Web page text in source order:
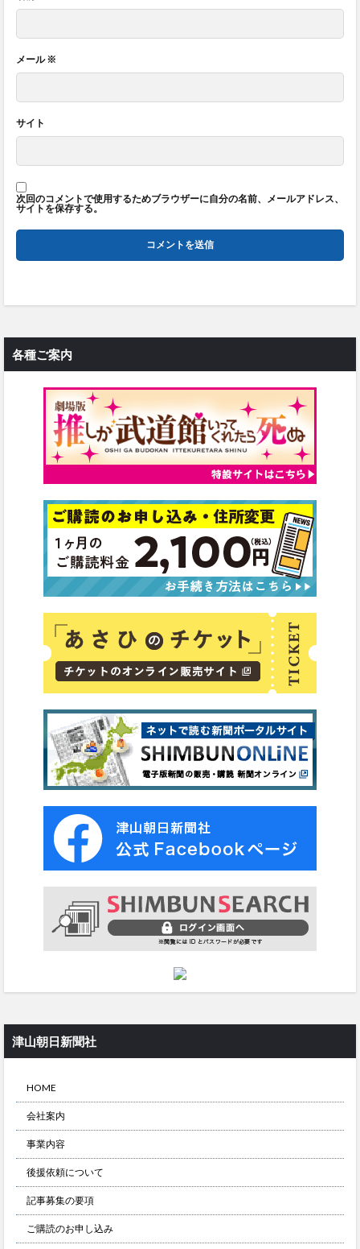
メール※
サイト
次回のコメントで使用するためブラウザーに自分の名前、メールアドレス、
サイトを保存する。
各種ご案内
津山朝日新聞社
HOME
会社案内
事業内容
後援依頼について
記事募集の要項
ご購読のお申し込み